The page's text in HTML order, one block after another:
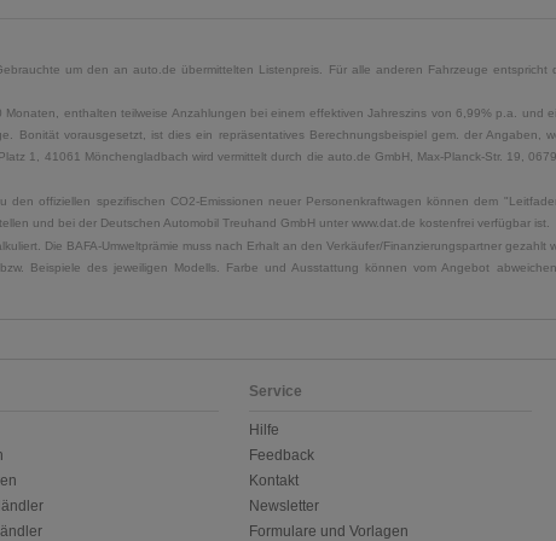
um den an auto.de übermittelten Listenpreis. Für alle anderen Fahrzeuge
enthalten teilweise Anzahlungen bei einem effektiven Jahreszins von 6,99% p.a. und
Bonität vorausgesetzt, ist dies ein repräsentatives Berechnungsbeispiel gem. der
1, 41061 Mönchengladbach wird vermittelt durch die auto.de GmbH, Max-Planck-Str. 19,
den offiziellen spezifischen CO2-Emissionen neuer Personenkraftwagen können dem
und bei der Deutschen Automobil Treuhand GmbH unter www.dat.de kostenfrei verfügbar ist.
Die BAFA-Umweltprämie muss nach Erhalt an den Verkäufer/Finanzierungspartner gezahlt
Beispiele des jeweiligen Modells. Farbe und Ausstattung können vom Angebot
Service
Hilfe
Feedback
Kontakt
Newsletter
Formulare und Vorlagen